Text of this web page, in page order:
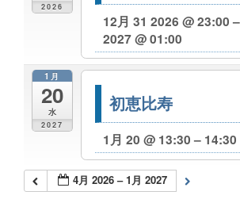
2026
12月 31 2026 @ 23:00
2027 @ 01:00
1月
20
水
2027
初恵比寿
1月 20 @ 13:30 – 14:30
4月 2026 – 1月 2027